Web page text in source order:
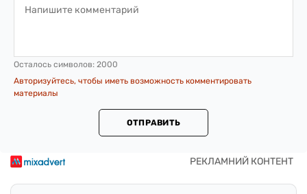
Осталось символов: 2000
Авторизуйтесь, чтобы иметь возможность комментировать
материалы
ОТПРАВИТЬ